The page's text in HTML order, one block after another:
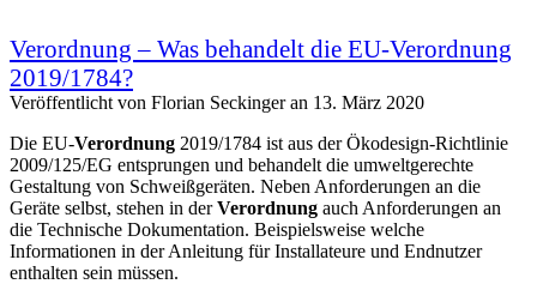
Verordnung – Was behandelt die EU-Verordnung
2019/1784?
Veröffentlicht von Florian Seckingeran 13. März 2020
Die EU-Verordnung 2019/1784 ist aus der Ökodesign-Richtlinie
2009/125/EG entsprungen und behandelt die umweltgerechte
Gestaltung von Schweißgeräten. Neben Anforderungen an die
Geräte selbst, stehen in derVerordnung auch Anforderungen an
die Technische Dokumentation. Beispielsweise welche
Informationen in der Anleitung für Installateure und Endnutzer
enthalten sein müssen.